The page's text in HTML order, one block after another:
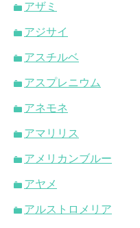
アザミ
アジサイ
アスチルベ
アスプレニウム
アネモネ
アマリリス
アメリカンブルー
アヤメ
アルストロメリア